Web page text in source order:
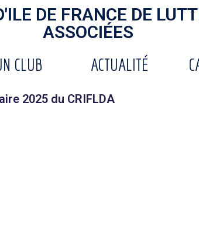
DE FRANCE DE
ASSOCIÉES
CLUB ACTUALITÉ
2025 du CRIFLDA